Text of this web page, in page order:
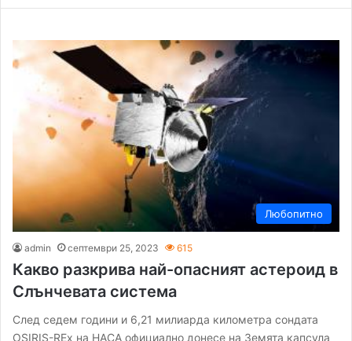
Любопитно
admin септември 25, 2023 615
Какво разкрива най-опасният астероид в
Слънчевата система
След седем години и 6,21 милиарда километра сондата
OSIRIS-REx на НАСА официално донесе на Земята капсула